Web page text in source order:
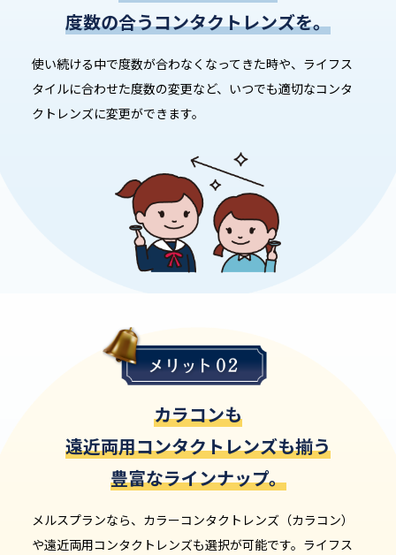
度数の合うコンタクトレンズを。
使い続ける中で度数が合わなくなってきた時や、 ライフス
タイルに合わせた度数の変更など、 いつでも適切なコンタ
クトレンズに変更ができます。
カラコンも
遠近両用コンタクトレンズも揃う
豊富なラインナップ。
メルスプランなら、カラーコンタクトレンズ（カラコン）
や遠近両用コンタクトレンズも選択が可能です。 ライフス